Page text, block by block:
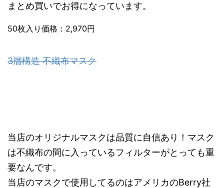
まとめ買いでお得になっています。
50枚入り価格：2,970円
3層構造 不織布マスク
当店のオリジナルマスクは品質に自信あり！マスク
は不織布の間に入っているフィルターがとっても重
要なんです。
当店のマスクで使用してるのはアメリカのBerry社